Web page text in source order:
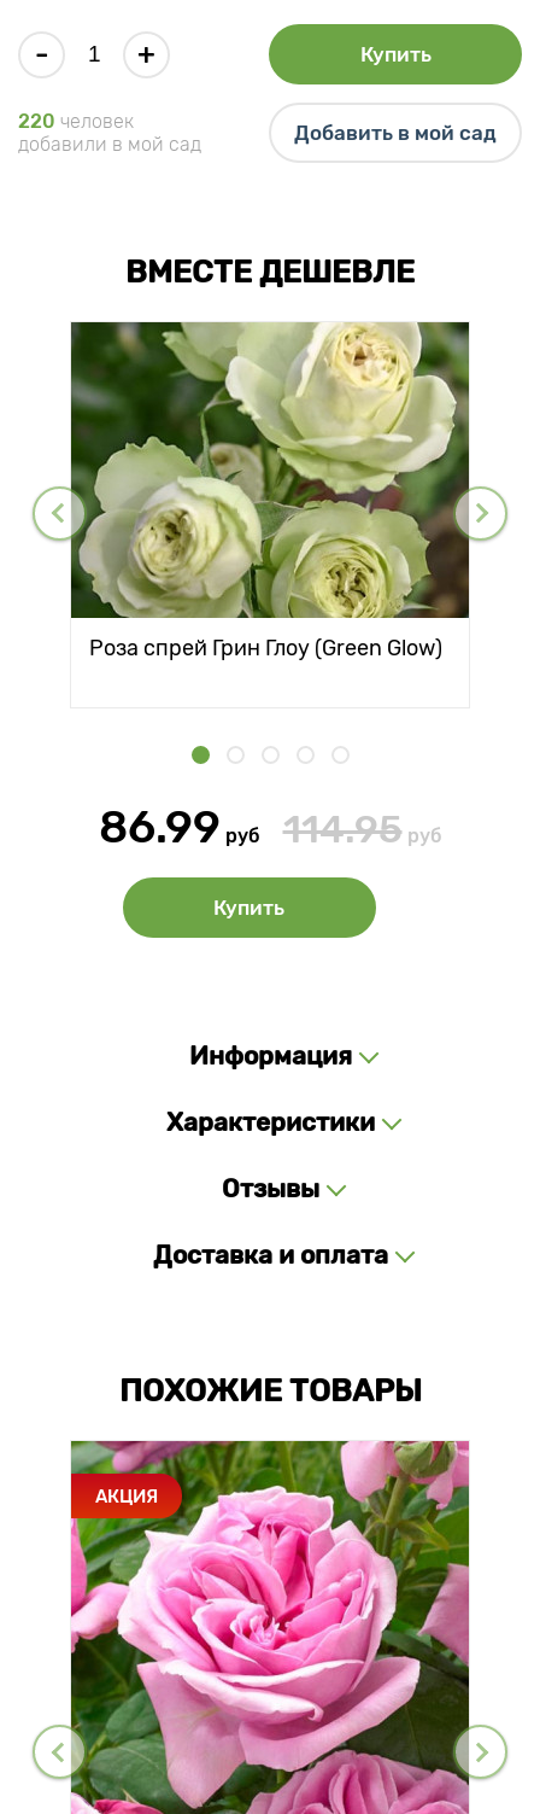
- + Купить
220 человек
добавили в мой сад
Добавить в мой сад
ВМЕСТЕ ДЕШЕВЛЕ
Роза спрей Грин Глоу (Green Glow)
86.99 руб 114.95 руб
Купить
Информация
Характеристики
Отзывы
Доставка и оплата
ПОХОЖИЕ ТОВАРЫ
АКЦИЯ